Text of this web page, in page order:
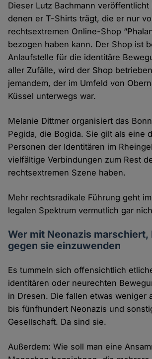
Dieser Lutz Bachmann veröffentlicht
denen er T-Shirts trägt, die er nur
rechtsextremen Online-Shop
bezogen haben kann. Der Shop ist
Anlaufstelle für die identitäre
aller Zufälle, wird der Shop
jemandem, der im Umfeld von
Küssel unterwegs war.
Melanie Dittmer organisiert das
Pegida, die Bogida. Sie gilt als eine
Personen der Identitären im
vielfältige Verbindungen zum Rest
rechtsextremen Szene haben.
Mehr rechtsradikale Führung geht
legalen Spektrum vermutlich gar
Wer mit Neonazis marschiert,
gegen sie einzuwenden
Es tummeln sich offensichtlich
identitären oder neurechten
in Dresen. Die fallen etwas weniger
bis fünfhundert Neonazis und
Gesellschaft. Da sind sie.
Außerdem: Wie soll man eine